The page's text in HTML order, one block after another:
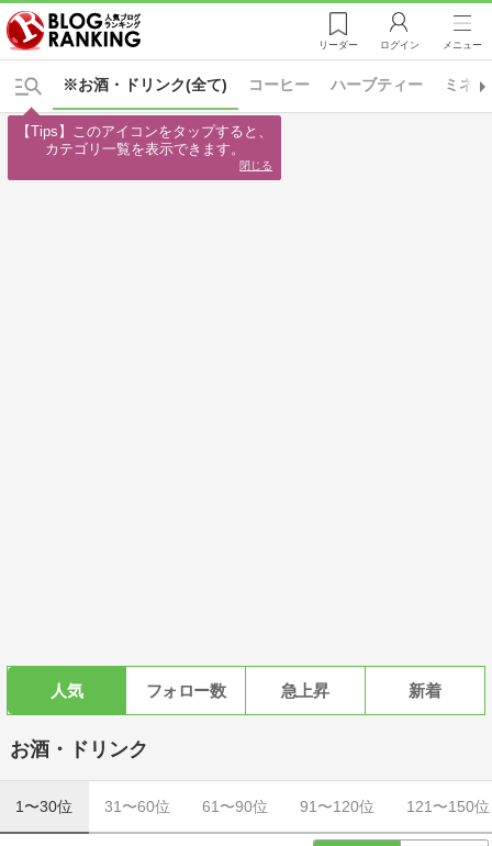
リーダー ログイン メニュー
※お酒・ドリンク(全て) コーヒー ハーブティー ミネ
人気 フォロー数 急上昇 新着
お酒・ドリンク
1〜30位 31〜60位 61〜90位 91〜120位 121〜150位
【Tips】このアイコンをタップすると、
カテゴリ一覧を表示できます。
閉じる